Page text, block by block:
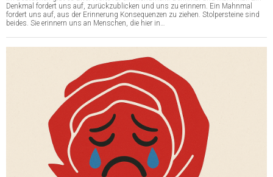
Denkmal fordert uns auf, zurückzublicken und uns zu erinnern. Ein Mahnmal
fordert uns auf, aus der Erinnerung Konsequenzen zu ziehen. Stolpersteine sind
beides. Sie erinnern uns an Menschen, die hier in…